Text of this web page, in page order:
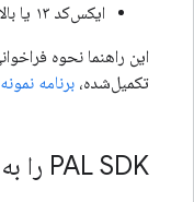
ایکس‌کد ۱۳ یا بالاتر
تکمیل‌شده، برنامه نمونه PAL tvOS
PAL SDK را به پروژه خود اضافه کنید